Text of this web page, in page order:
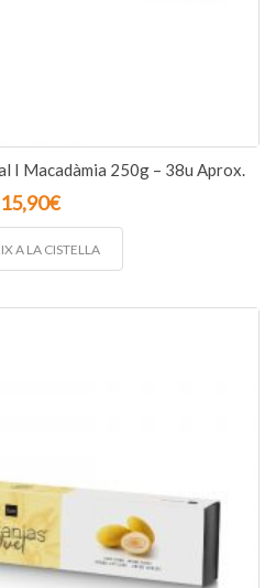
I Macadàmia 250g – 38u Aprox.
15,90€
A LA CISTELLA